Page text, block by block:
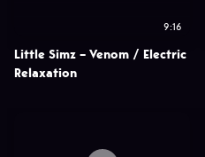
9:16
Little Simz – Venom / Electric
Relaxation